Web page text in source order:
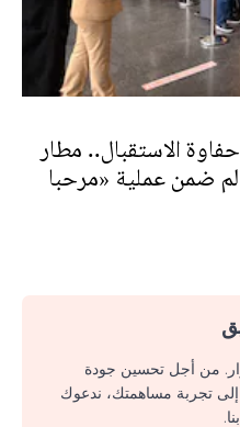
الاستقبال.. مطار
ضمن عملية «مرحبا
من أجل تحسين جودة
إلى تجربة مساهمتك، ندعوك